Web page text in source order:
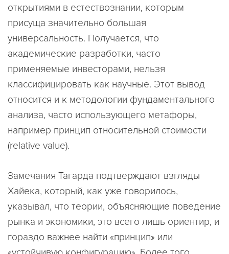
открытиями в естествознании, которым
присуща значительно большая
универсальность. Получается, что
академические разработки, часто
применяемые инвесторами, нельзя
классифицировать как научные. Этот вывод
относится и к методологии фундаментального
анализа, часто использующего метафоры,
например принцип относительной стоимости
(relative value).
Замечания Тагарда подтверждают взгляды
Хайека, который, как уже говорилось,
указывал, что теории, объясняющие поведение
рынка и экономики, это всего лишь ориентир, и
гораздо важнее найти «принцип» или